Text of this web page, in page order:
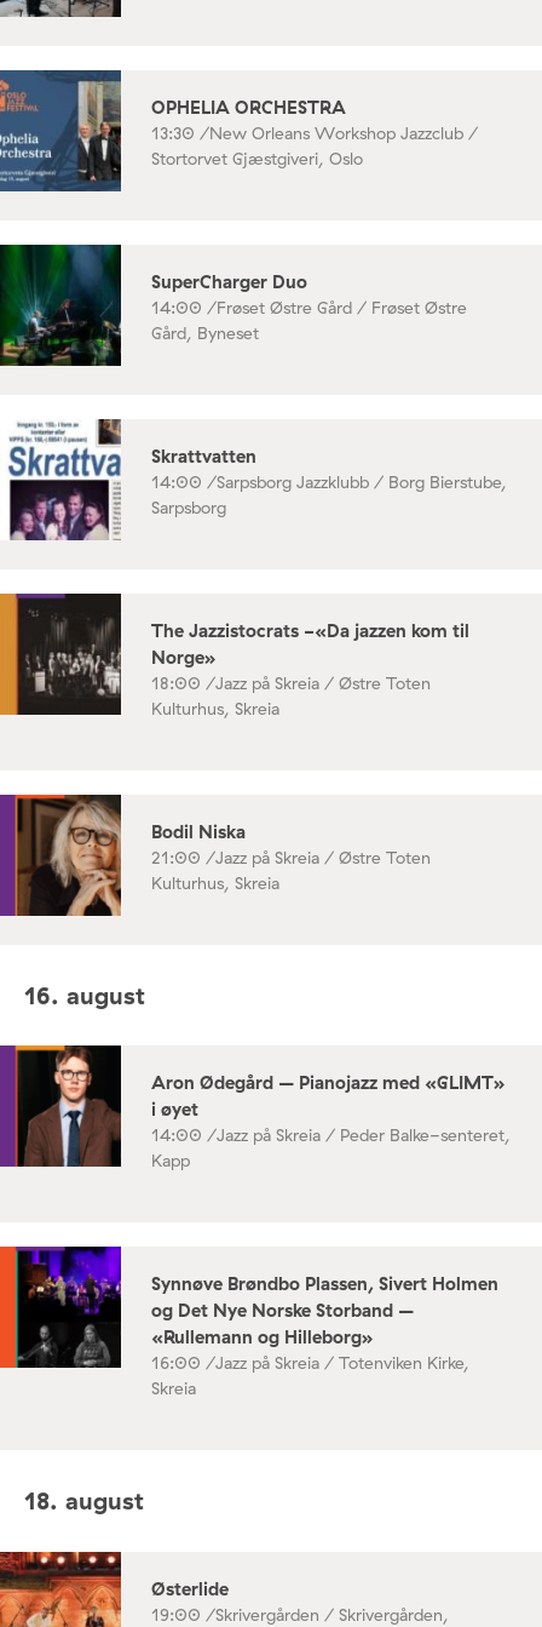
OPHELIA ORCHESTRA
13:30 /New Orleans Workshop Jazzclub /
Stortorvet Gjæstgiveri, Oslo
SuperCharger Duo
14:00 /Frøset Østre Gård / Frøset Østre
Gård, Byneset
Skrattvatten
14:00 /Sarpsborg Jazzklubb / Borg Bierstube,
Sarpsborg
The Jazzistocrats -«Da jazzen kom til
Norge»
18:00 /Jazz på Skreia / Østre Toten
Kulturhus, Skreia
Bodil Niska
21:00 /Jazz på Skreia / Østre Toten
Kulturhus, Skreia
16. august
Aron Ødegård – Pianojazz med «GLIMT»
i øyet
14:00 /Jazz på Skreia / Peder Balke-senteret,
Kapp
Synnøve Brøndbo Plassen, Sivert Holmen
og Det Nye Norske Storband –
«Rullemann og Hilleborg»
16:00 /Jazz på Skreia / Totenviken Kirke,
Skreia
18. august
Østerlide
19:00 /Skrivergården / Skrivergården,